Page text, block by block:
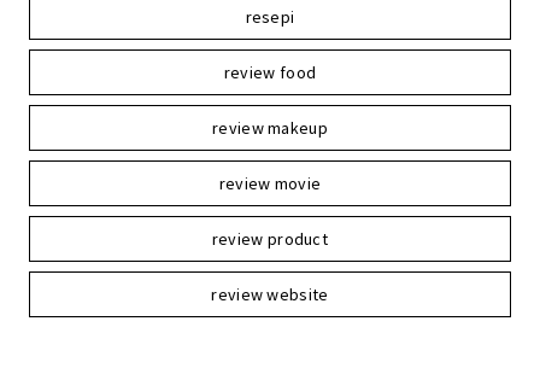
resepi
review food
review makeup
review movie
review product
review website